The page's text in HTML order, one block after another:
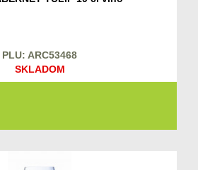
PLU: ARC53468
SKLADOM